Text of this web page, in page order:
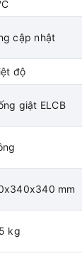
nhiệt bị đốt
MG LỚN
mềm nước,
Các
thanh anode
và kéo dài tuổi
cập nhật
độ
giật ELCB
mm
kg